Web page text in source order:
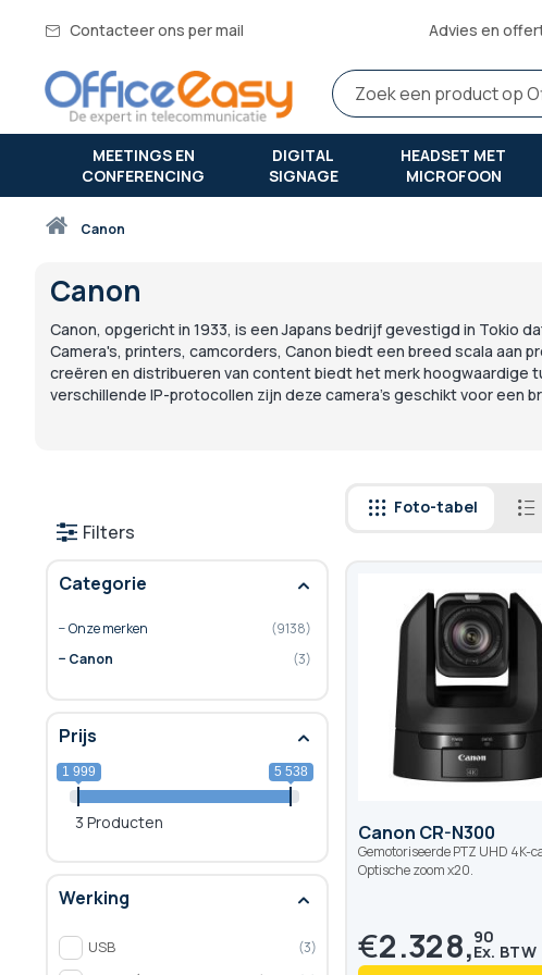
Contacteer ons per mail Advies en
MEETINGS EN
CONFERENCING
DIGITAL
SIGNAGE
HEADSET MET
MICROFOON
Thuiscanon
Canon
Canon, opgericht in 1933, is een Japans bedrijf gevestigd in Tokio
Camera's, printers, camcorders, Canon biedt een breed scala aan
creëren en distribueren van content biedt het merk hoogwaardige
verschillende IP-protocollen zijn deze camera's geschikt voor een
Foto-tabel
Canon CR-N300
Gemotoriseerde PTZ UHD 4K-
Optische zoom x20.
€2.328,90
Filters
Categorie
Onze merken
9138
Canon
3
Prijs
1 999 5 538
3 Producten
Werking
USB 3